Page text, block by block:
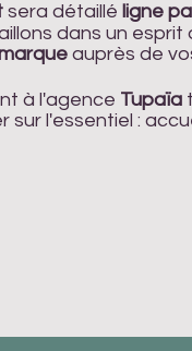
sera détaillé ligne
dans un esprit
auprès de
à l'agence Tupaïa
sur l'essentiel :